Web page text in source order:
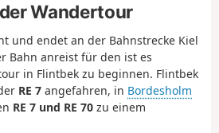
Wandertour
und endet an der Bahnstrecke Kiel
Bahn anreist für den ist es
in Flintbek zu beginnen. Flintbek
RE 7 angefahren, in Bordesholm
RE 7 und RE 70 zu einem